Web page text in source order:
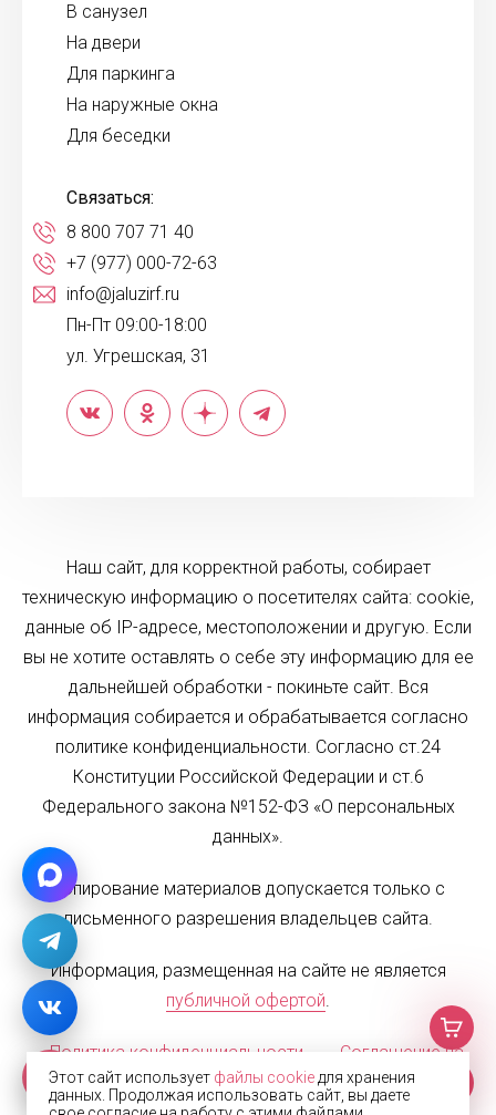
В санузел
На двери
Для паркинга
На наружные окна
Для беседки
Связаться:
8 800 707 71 40
+7 (977) 000-72-63
info@jaluzirf.ru
Пн-Пт 09:00-18:00
ул. Угрешская, 31
Наш сайт, для корректной работы, собирает
техническую информацию о посетителях сайта: cookie,
данные об IP-адресе, местоположении и другую. Если
вы не хотите оставлять о себе эту информацию для ее
дальнейшей обработки - покиньте сайт. Вся
информация собирается и обрабатывается согласно
политике конфиденциальности. Согласно ст.24
Конституции Российской Федерации и ст.6
Федерального закона №152-ФЗ «О персональных
данных».
Копирование материалов допускается только с
письменного разрешения владельцев сайта.
Информация, размещенная на сайте не является
публичной офертой.
Политика конфиденциальности
Соглашение на
обработку персональных данных
Карта сайта
Этот сайт использует файлы cookie для хранения
данных. Продолжая использовать сайт, вы даете